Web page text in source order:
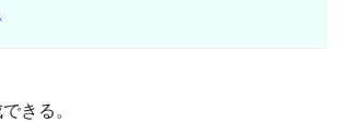
きる。